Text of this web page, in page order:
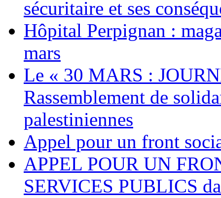
sécuritaire et ses
Hôpital Perpignan :
mars
Le « 30 MARS :
Rassemblement de
palestiniennes
Appel pour un front
APPEL POUR UN
SERVICES PUBLICS